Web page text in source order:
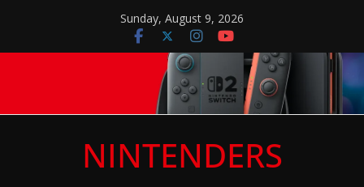
content
Sunday, August 9, 2026
NINTENDERS